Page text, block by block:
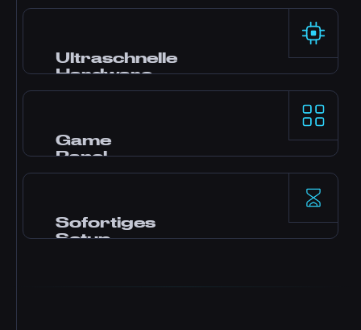
Stromversorgung und Netzwerk liefern solide
Zuverlässigkeit, abgesichert durch unser SLA.
Ultraschnelle
Hardware
Leistung auf den anspruchsvollsten Game
Servern.
Game
Panel
Backups und Echtzeit-Monitoring.
Sofortiges
Setup